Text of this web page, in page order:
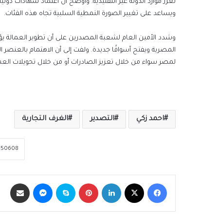
تعزز موارد الدولة غير التقليدية. وأوضح أن اعتماد شهادات
ويساعد على تغيير الصورة النمطية السلبية تجاه هذه الفئات.
وشدد الأمين العام لشعبة المصدرين على أن تطوير العمالة
المصرية ويفتح أسواقًا جديدة. ولفت إلى أن الاهتمام
لمصر سواء من خلال تعزيز الصادرات أو من خلال تحويلات
احمد زكي التصدير الغرف التجارية
فيسبوك لينكدإن بينتيريست سكايب ماسنجر